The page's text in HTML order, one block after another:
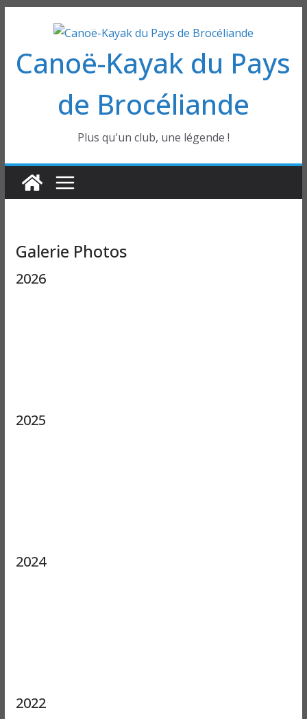
contenu
Canoë-Kayak du Pays
de Brocéliande
Plus qu'un club, une légende !
Galerie Photos
2026
2025
2024
2022